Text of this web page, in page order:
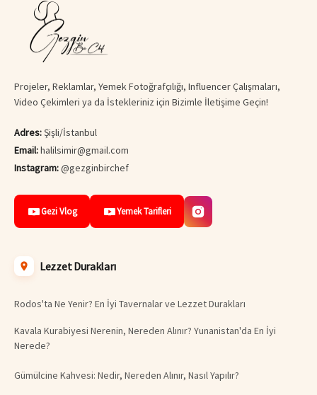
Projeler, Reklamlar, Yemek Fotoğrafçılığı, Influencer Çalışmaları,
Video Çekimleri ya da İstekleriniz için Bizimle İletişime Geçin!
Adres:Şişli/İstanbul
Email:halilsimir@gmail.com
Instagram:@gezginbirchef
Gezi Vlog Yemek Tarifleri
Lezzet Durakları
Rodos'ta Ne Yenir? En İyi Tavernalar ve Lezzet Durakları
Kavala Kurabiyesi Nerenin, Nereden Alınır? Yunanistan'da En İyi
Nerede?
Gümülcine Kahvesi: Nedir, Nereden Alınır, Nasıl Yapılır?